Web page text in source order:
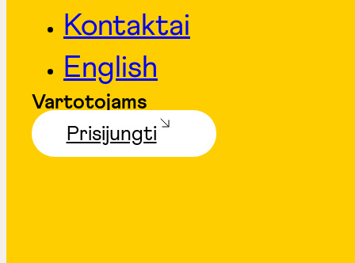
Kontaktai
English
Vartotojams
Prisijungti